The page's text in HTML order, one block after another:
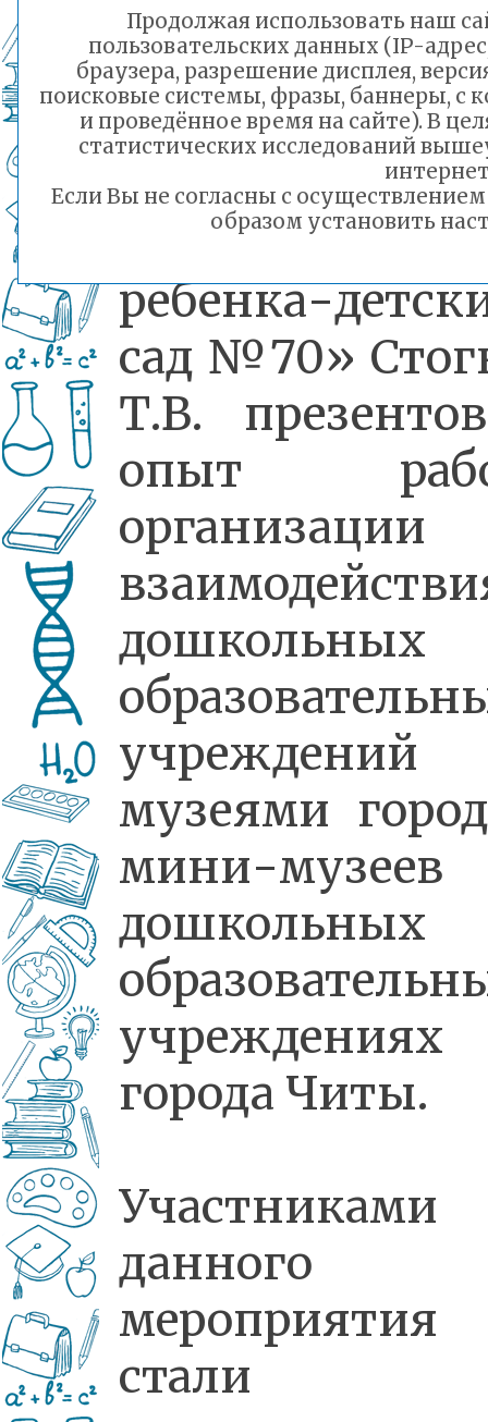
методической
работе
«Центр
ребенка-
сад №70»
Т.В.
опыт
организации
дошкольных
музеями
мини-
дошкольных
учреждениях
города Читы.
Участниками
данного
мероприятия
стали
Продолжая использовать наш
пользовательских данных (IP-
браузера, разрешение дисплея,
поисковые системы, фразы, баннеры, с
и проведённое время на сайте). В
статистических исследований
Если Вы не согласны с
образом установить